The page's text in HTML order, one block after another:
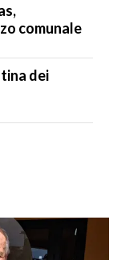
comunale
dei